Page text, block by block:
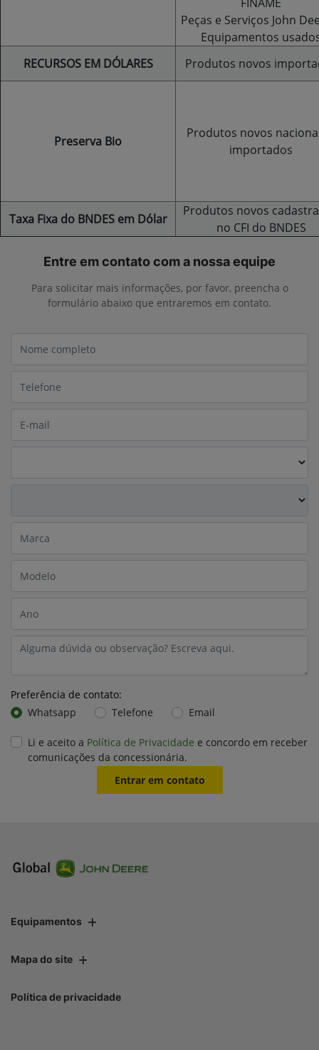
FINAME
Peças e Serviços John
Equipamentos
RECURSOS EM DÓLARES
Produtos novos
Preserva Bio
Produtos novos
importados
Taxa Fixa do BNDES em Dólar
Produtos novos
no CFI do BNDES
Entre em contato com a nossa equipe
Para solicitar mais informações, por favor, preencha o
formulário abaixo que entraremos em contato.
Preferência de contato:
Whatsapp
Telefone Email
Li e aceito a Política de Privacidade e concordo em receber
comunicações da concessionária.
Entrar em contato
Equipamentos
Mapa do site
Política de privacidade